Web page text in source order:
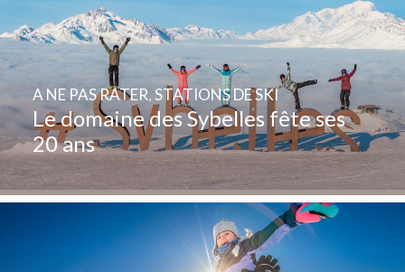
Le domaine des Sybelles fête ses
20 ans
A NE PAS RATER,STATIONS DE SKI